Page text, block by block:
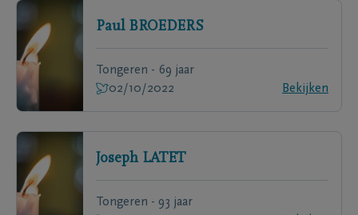
Paul BROEDERS
Tongeren - 69 jaar
02/10/2022
Bekijken
Joseph LATET
Tongeren - 93 jaar